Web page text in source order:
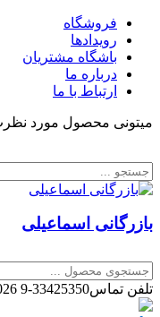
فروشگاه
رویدادها
باشگاه مشتریان
درباره ما
ارتباط با ما
میتونی محصول مورد
بازرگانی اسماعیلی
تلفن تماس33425350-9 026